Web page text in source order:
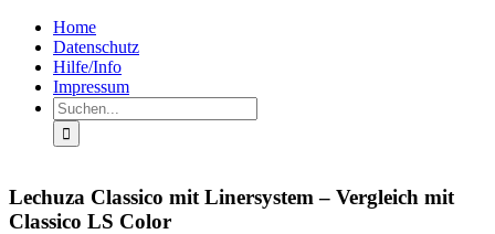
Zum
Inhalt
springen
FacebookHome
Datenschutz
Hilfe/Info
Impressum
Suche
nach:
Lechuza Classico mit Linersystem – Vergleich mit
Classico LS Color